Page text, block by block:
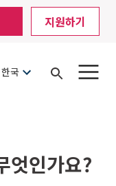
지원하기
국
Open
인가요?